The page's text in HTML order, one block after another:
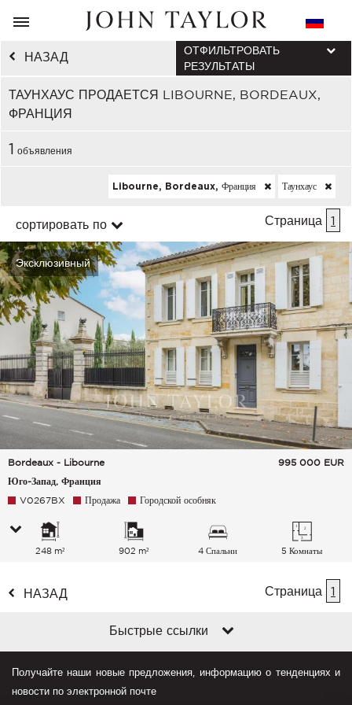
НАЗАД
ТАУНХАУС ПРОДАЕТСЯ LIBOURNE, BORDEAUX,
ФРАНЦИЯ
ОТФИЛЬТРОВАТЬ
РЕЗУЛЬТАТЫ
1 объявления
Libourne, Bordeaux, Франция Таунхаус
сортировать по Страница 1
Эксклюзивный
Bordeaux - Libourne
Юго-Запад, Франция
995 000 EUR
V0267BX Продажа Городской особняк
248 m² 902 m² 4 Спальни 5 Комнаты
НАЗАД Страница 1
Быстрые ссылки
Получайте наши новые предложения, информацию о тенденциях и
новости по электронной почте